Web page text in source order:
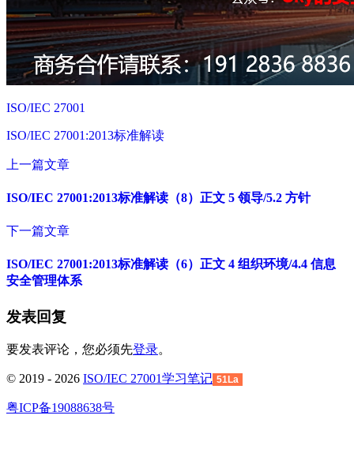
ISO/IEC 27001
ISO/IEC 27001:2013标准解读
上一篇文章
ISO/IEC 27001:2013标准解读（8）正文 5 领导/5.2 方针
下一篇文章
ISO/IEC 27001:2013标准解读（6）正文 4 组织环境/4.4 信息
安全管理体系
发表回复
要发表评论，您必须先登录。
© 2019 - 2026 ISO/IEC 27001学习笔记 51La
粤ICP备19088638号